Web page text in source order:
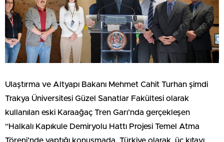
Ulaştırma ve Altyapı Bakanı Mehmet Cahit Turhan şimdi
Trakya Üniversitesi Güzel Sanatlar Fakültesi olarak
kullanılan eski Karaağaç Tren Garı’nda gerçekleşen
“Halkalı Kapıkule Demiryolu Hattı Projesi Temel Atma